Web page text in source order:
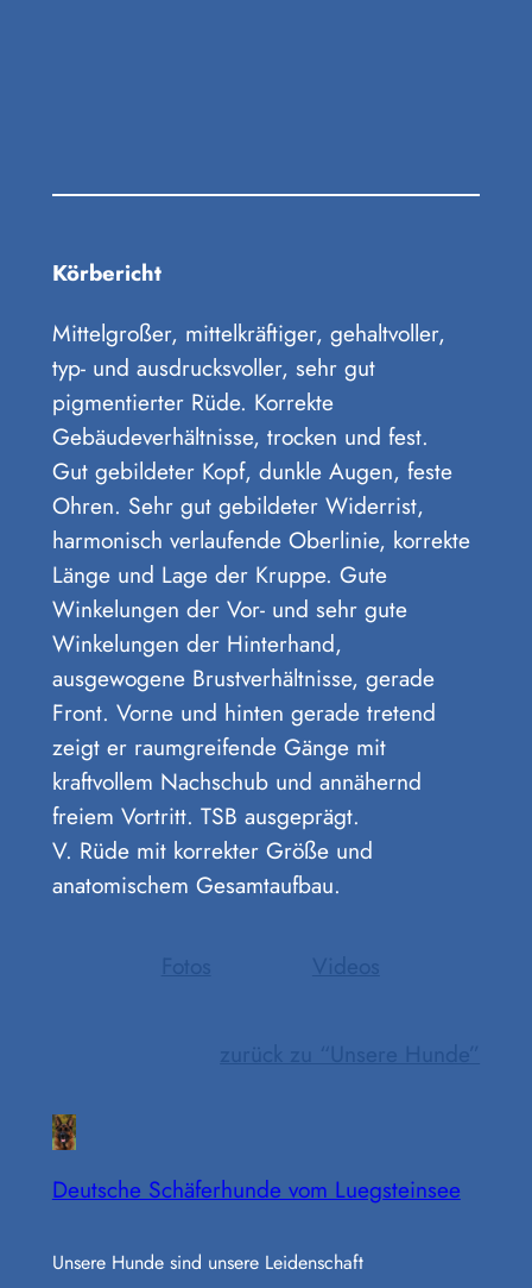
Körbericht
Mittelgroßer, mittelkräftiger, gehaltvoller,
typ- und ausdrucksvoller, sehr gut
pigmentierter Rüde. Korrekte
Gebäudeverhältnisse, trocken und fest.
Gut gebildeter Kopf, dunkle Augen, feste
Ohren. Sehr gut gebildeter Widerrist,
harmonisch verlaufende Oberlinie, korrekte
Länge und Lage der Kruppe. Gute
Winkelungen der Vor- und sehr gute
Winkelungen der Hinterhand,
ausgewogene Brustverhältnisse, gerade
Front. Vorne und hinten gerade tretend
zeigt er raumgreifende Gänge mit
kraftvollem Nachschub und annähernd
freiem Vortritt. TSB ausgeprägt.
V. Rüde mit korrekter Größe und
anatomischem Gesamtaufbau.
Deutsche Schäferhunde vom Luegsteinsee
Unsere Hunde sind unsere Leidenschaft